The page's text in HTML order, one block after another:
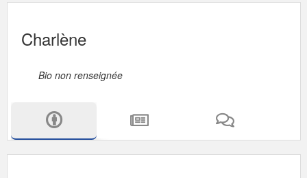
Charlène
Bio non renseignée